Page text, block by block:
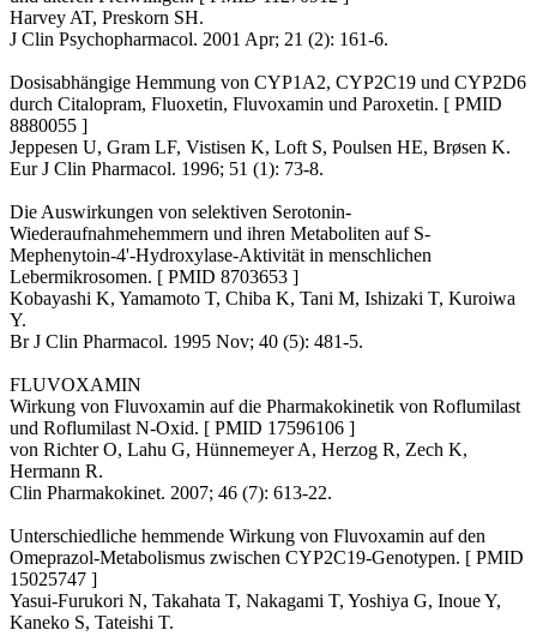
Harvey AT, Preskorn SH.
J Clin Psychopharmacol. 2001 Apr; 21 (2): 161-6.
Dosisabhängige Hemmung von CYP1A2, CYP2C19 und CYP2D6
durch Citalopram, Fluoxetin, Fluvoxamin und Paroxetin. [ PMID
8880055 ]
Jeppesen U, Gram LF, Vistisen K, Loft S, Poulsen HE, Brøsen K.
Eur J Clin Pharmacol. 1996; 51 (1): 73-8.
Die Auswirkungen von selektiven Serotonin-
Wiederaufnahmehemmern und ihren Metaboliten auf S-
Mephenytoin-4'-Hydroxylase-Aktivität in menschlichen
Lebermikrosomen. [ PMID 8703653 ]
Kobayashi K, Yamamoto T, Chiba K, Tani M, Ishizaki T, Kuroiwa
Y.
Br J Clin Pharmacol. 1995 Nov; 40 (5): 481-5.
FLUVOXAMIN
Wirkung von Fluvoxamin auf die Pharmakokinetik von Roflumilast
und Roflumilast N-Oxid. [ PMID 17596106 ]
von Richter O, Lahu G, Hünnemeyer A, Herzog R, Zech K,
Hermann R.
Clin Pharmakokinet. 2007; 46 (7): 613-22.
Unterschiedliche hemmende Wirkung von Fluvoxamin auf den
Omeprazol-Metabolismus zwischen CYP2C19-Genotypen. [ PMID
15025747 ]
Yasui-Furukori N, Takahata T, Nakagami T, Yoshiya G, Inoue Y,
Kaneko S, Tateishi T.